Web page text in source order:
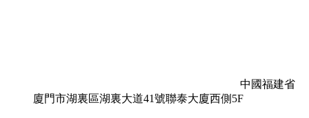
中國福建省
廈門市湖裏區湖裏大道41號聯泰大廈西側5F